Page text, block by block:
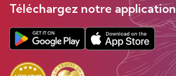
Téléchargez notre application